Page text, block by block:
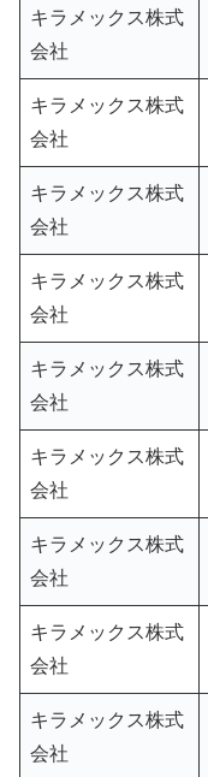
キラメックス株式
会社
キラメックス株式
会社
キラメックス株式
会社
キラメックス株式
会社
キラメックス株式
会社
キラメックス株式
会社
キラメックス株式
会社
キラメックス株式
会社
キラメックス株式
会社